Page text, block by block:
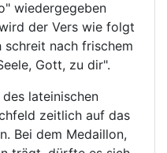
wiedergegeben
der Vers wie folgt
schreit nach frischem
Gott, zu dir".
lateinischen
zeitlich auf das
Bei dem Medaillon,